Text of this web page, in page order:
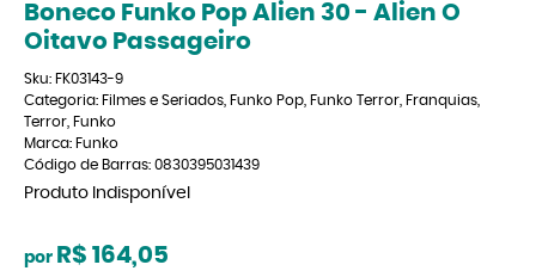
Boneco Funko Pop Alien 30 - Alien O
Oitavo Passageiro
Sku: FK03143-9
Categoria: Filmes e Seriados Funko Pop Funko Terror Franquias
Terror Funko
Marca: Funko
Código de Barras: 0830395031439
Produto Indisponível
por R$ 164,05